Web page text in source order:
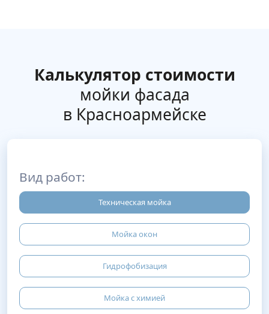
Калькулятор стоимости
мойки фасада
в Красноармейске
Вид работ:
Техническая мойка
Мойка окон
Гидрофобизация
Мойка с химией